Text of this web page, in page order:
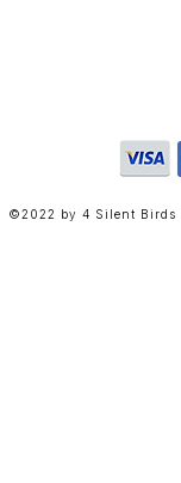
©2022 by 4 Silent Birds